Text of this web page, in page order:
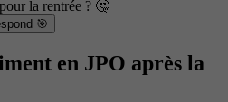
la rentrée ? 🤔
🎯
en JPO après la